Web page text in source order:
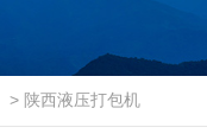
> 陕西液压打包机